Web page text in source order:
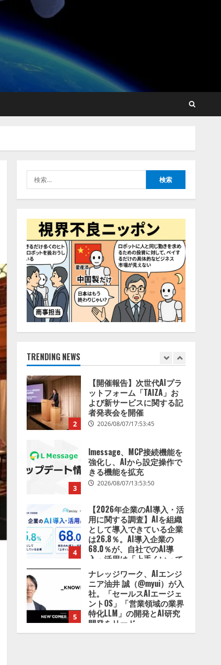
索:
TRENDING NEWS
【開催報告】次世代AIプラ
ットフォーム「TAIZA」お
よび新サービスに関する記
者発表会を開催
きる機能を拡充
4
【2026年企業のAI導入・活
用に関する調査】AIを組織
は26.8％。AI導入企業の
68.0％が、自社でのAI導
入・活用は「上手くいって
いる」と回答
2026/08/07/13:53:50
5
ナレッジワーク、AIエンジ
ニア油井 誠（@myui）が入
社。「セールスAIエージェ
ントOS」「営業領域の業界
特化LLM」の開発とAI研究
開発をリード
2026/08/07/10:54:31
1
【ドローン
AI】ドローン
操縦をAIがアドバイス「AI
2
【開催報告】次世代AIプラ
ットフォーム「TAIZA」お
よび新サービスに関する記
者発表会を開催
2026/08/07/17:53:45
3
lmessage、MCP接続機能を
強化し、AIから設定操作で
きる機能を拡充
2026/08/07/13:53:50
4
【2026年企業のAI導入・活
用に関する調査】AIを組織
として導入できている企業
は26.8％。AI導入企業の
68.0％が、自社でのAI導
入・活用は「上手くいって
いる」と回答
2026/08/07/13:53:50
5
ナレッジワーク、AIエンジ
ニア油井 誠（@myui）が入
社。「セールスAIエージェ
ントOS」「営業領域の業界
特化LLM」の開発とAI研究
開発をリード
2026/08/07/10:54:31